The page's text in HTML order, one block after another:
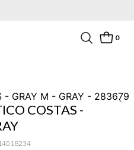
0
COSTAS -